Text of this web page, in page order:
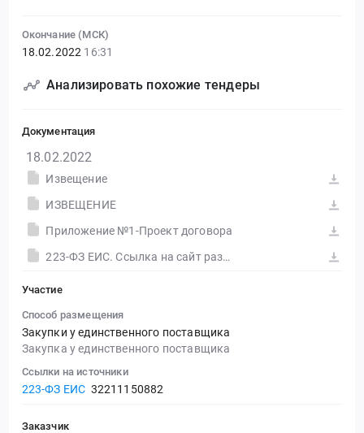
Окончание (МСК)
18.02.2022 16:31
Анализировать похожие тендеры
Документация
18.02.2022
Извещение
ИЗВЕЩЕНИЕ
Приложение №1-Проект договора
223-ФЗ ЕИС. Ссылка на сайт размещения тендера #30549055061.doc
Участие
Способ размещения
Закупки у единственного поставщика
Закупка у единственного поставщика
Ссылки на источники
223-ФЗ ЕИС 32211150882
Заказчик